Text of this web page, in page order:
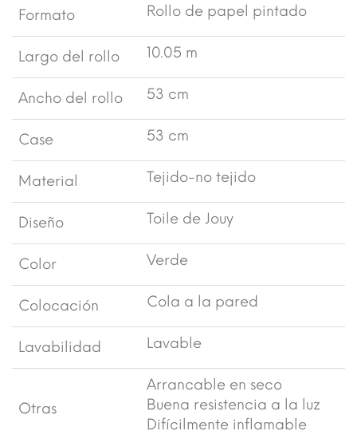
Formato Rollo de papel pintado
Largo del rollo 10.05 m
Ancho del rollo 53 cm
Case 53 cm
Material Tejido-no tejido
Diseño Toile de Jouy
Color Verde
Colocación Cola a la pared
Lavabilidad Lavable
Otras
Arrancable en seco
Buena resistencia a la luz
Difícilmente inflamable